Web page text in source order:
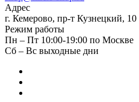
Адрес
г. Кемерово, пр-т Кузнецкий, 10
Режим работы
Пн – Пт 10:00-19:00 по Москве
Сб – Вс выходные дни